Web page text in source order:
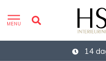
MENU
14